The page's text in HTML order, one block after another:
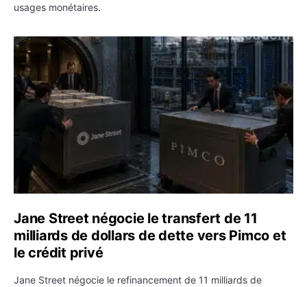
usages monétaires.
Jane Street négocie le transfert de 11 milliards de
Jane Street négocie le transfert de 11
milliards de dollars de dette vers Pimco et
le crédit privé
Jane Street négocie le refinancement de 11 milliards de